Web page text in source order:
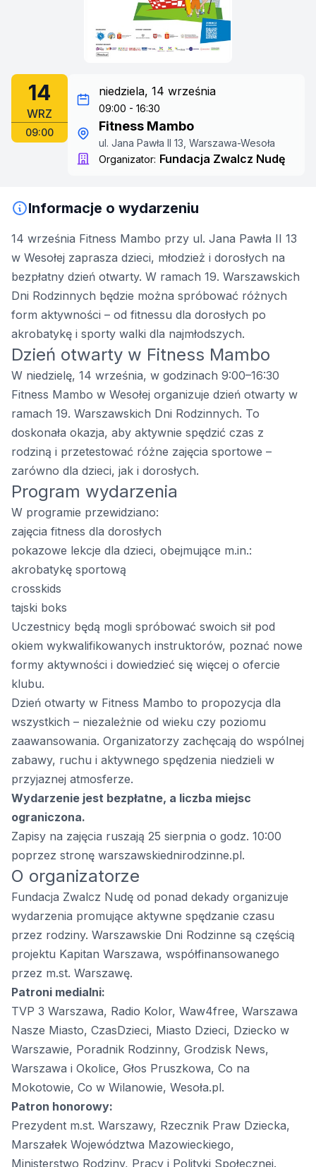
14
WRZ
09:00
niedziela, 14 września
09:00 - 16:30
Fitness Mambo
ul. Jana Pawła II 13, Warszawa-Wesoła
Organizator: Fundacja Zwalcz Nudę
Informacje o wydarzeniu
14 września Fitness Mambo przy ul. Jana Pawła II 13
w Wesołej zaprasza dzieci, młodzież i dorosłych na
bezpłatny dzień otwarty. W ramach 19. Warszawskich
Dni Rodzinnych będzie można spróbować różnych
form aktywności – od fitnessu dla dorosłych po
akrobatykę i sporty walki dla najmłodszych.
Dzień otwarty w Fitness Mambo
W niedzielę, 14 września, w godzinach 9:00–16:30
Fitness Mambo w Wesołej organizuje dzień otwarty w
ramach 19. Warszawskich Dni Rodzinnych. To
doskonała okazja, aby aktywnie spędzić czas z
rodziną i przetestować różne zajęcia sportowe –
zarówno dla dzieci, jak i dorosłych.
Program wydarzenia
W programie przewidziano:
zajęcia fitness dla dorosłych
pokazowe lekcje dla dzieci, obejmujące m.in.:
akrobatykę sportową
crosskids
tajski boks
Uczestnicy będą mogli spróbować swoich sił pod
okiem wykwalifikowanych instruktorów, poznać nowe
formy aktywności i dowiedzieć się więcej o ofercie
klubu.
Dzień otwarty w Fitness Mambo to propozycja dla
wszystkich – niezależnie od wieku czy poziomu
zaawansowania. Organizatorzy zachęcają do wspólnej
zabawy, ruchu i aktywnego spędzenia niedzieli w
przyjaznej atmosferze.
Wydarzenie jest bezpłatne, a liczba miejsc
ograniczona.
Zapisy na zajęcia ruszają 25 sierpnia o godz. 10:00
poprzez stronę warszawskiednirodzinne.pl.
O organizatorze
Fundacja Zwalcz Nudę od ponad dekady organizuje
wydarzenia promujące aktywne spędzanie czasu
przez rodziny. Warszawskie Dni Rodzinne są częścią
projektu Kapitan Warszawa, współfinansowanego
przez m.st. Warszawę.
Patroni medialni:
TVP 3 Warszawa, Radio Kolor, Waw4free, Warszawa
Nasze Miasto, CzasDzieci, Miasto Dzieci, Dziecko w
Warszawie, Poradnik Rodzinny, Grodzisk News,
Warszawa i Okolice, Głos Pruszkowa, Co na
Mokotowie, Co w Wilanowie, Wesoła.pl.
Patron honorowy:
Prezydent m.st. Warszawy, Rzecznik Praw Dziecka,
Marszałek Województwa Mazowieckiego,
Ministerstwo Rodziny, Pracy i Polityki Społecznej.